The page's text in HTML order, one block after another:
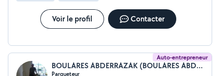
Voir le profil Contacter
Auto-entrepreneur
BOULARES ABDERRAZAK (BOULARES ABDERRAZAK)
Parqueteur